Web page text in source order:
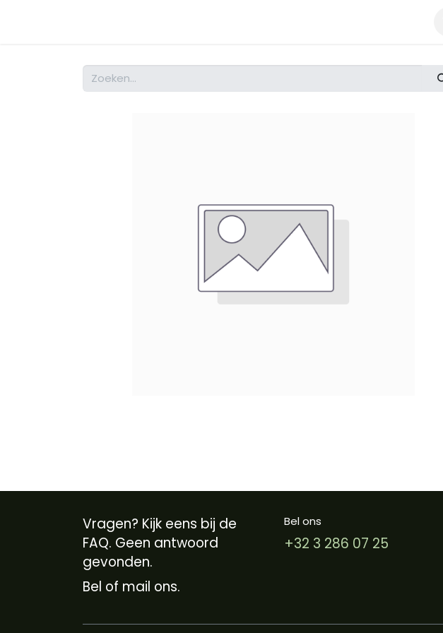
Vragen? Kijk eens bij de
FAQ. Geen antwoord
gevonden.
Bel of mail ons.
Bel ons
+32 3 286 07 25